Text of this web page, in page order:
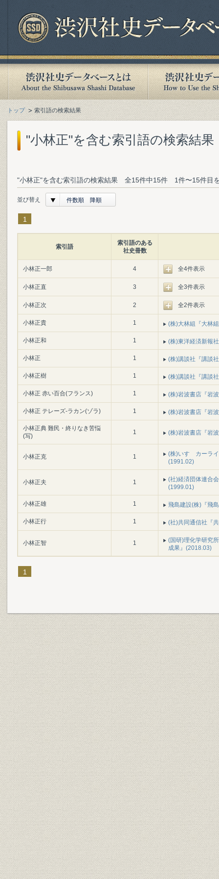
トップ 索引語の検索結果
"小林正"を含む索引語の検索結果
"小林正"を含む索引語の検索結果 全15件中15件 1件〜15件目
並び替え 件数順 降順
1
索引語
索引語のある
社史冊数
小林正一郎 4 全4件表示
小林正直 3 全3件表示
小林正次 2 全2件表示
小林正貴 1 (株)大林組『大林
小林正和 1 (株)東洋経済新報
小林正 1 (株)講談社『講談
小林正樹 1 (株)講談社『講談
小林正 赤い百合(フランス) 1 (株)岩波書店『岩
小林正 テレーズ‐ラカン(ゾラ) 1 (株)岩波書店『岩
小林正典 難民・終りなき苦悩
(写)
1 (株)岩波書店『岩
小林正克 1
(株)いすゞカーラ
(1991.02)
小林正夫 1
(社)経済団体連合
(1999.01)
小林正雄 1 飛島建設(株)『飛
小林正行 1 (社)共同通信社『
小林正智 1
(国研)理化学研究
成果』(2018.03)
1